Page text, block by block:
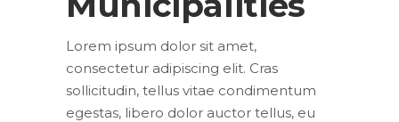
Lorem ipsum dolor sit amet,
consectetur adipiscing elit. Cras
sollicitudin, tellus vitae condimentum
egestas, libero dolor auctor tellus, eu